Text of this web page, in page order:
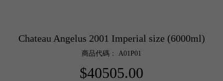
Chateau Angelus 2001 Imperial size (6000ml)
商品代碼： A01P01
$40505.00